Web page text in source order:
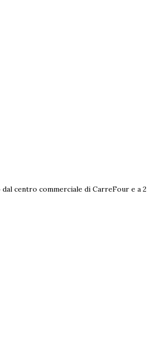
centro commerciale di CarreFour e a